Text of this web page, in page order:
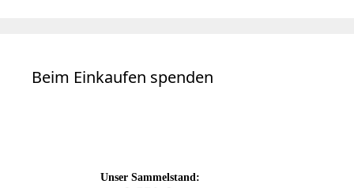
Beim Einkaufen spenden